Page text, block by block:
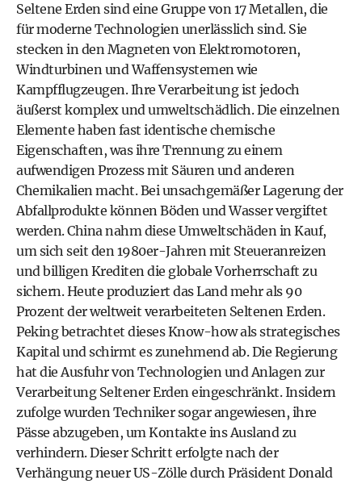
Seltene Erden sind eine Gruppe von 17 Metallen, die
für moderne Technologien unerlässlich sind. Sie
stecken in den Magneten von Elektromotoren,
Windturbinen und Waffensystemen wie
Kampfflugzeugen. Ihre Verarbeitung ist jedoch
äußerst komplex und umweltschädlich. Die einzelnen
Elemente haben fast identische chemische
Eigenschaften, was ihre Trennung zu einem
aufwendigen Prozess mit Säuren und anderen
Chemikalien macht. Bei unsachgemäßer Lagerung der
Abfallprodukte können Böden und Wasser vergiftet
werden. China nahm diese Umweltschäden in Kauf,
um sich seit den 1980er-Jahren mit Steueranreizen
und billigen Krediten die globale Vorherrschaft zu
sichern. Heute produziert das Land mehr als 90
Prozent der weltweit verarbeiteten Seltenen Erden.
Peking betrachtet dieses Know-how als strategisches
Kapital und schirmt es zunehmend ab. Die Regierung
hat die Ausfuhr von Technologien und Anlagen zur
Verarbeitung Seltener Erden eingeschränkt. Insidern
zufolge wurden Techniker sogar angewiesen, ihre
Pässe abzugeben, um Kontakte ins Ausland zu
verhindern. Dieser Schritt erfolgte nach der
Verhängung neuer US-Zölle durch Präsident Donald